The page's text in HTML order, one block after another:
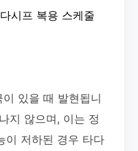
시프 복용 스케줄
있을 때 발현됩니
지 않으며, 이는 정
이 저하된 경우 타다